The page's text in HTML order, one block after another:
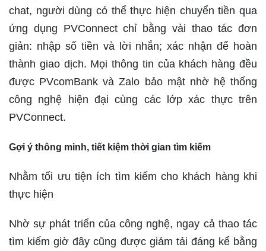
chat, người dùng có thể thực hiện chuyển tiền qua
ứng dụng PVConnect chỉ bằng vài thao tác đơn
giản: nhập số tiền và lời nhắn; xác nhận để hoàn
thành giao dịch. Mọi thông tin của khách hàng đều
được PVcomBank và Zalo bảo mật nhờ hệ thống
công nghệ hiện đại cùng các lớp xác thực trên
PVConnect.
Gợi ý thông minh, tiết kiệm thời gian tìm kiếm
Nhằm tối ưu tiện ích tìm kiếm cho khách hàng khi
thực hiện
Nhờ sự phát triển của công nghệ, ngay cả thao tác
tìm kiếm giờ đây cũng được giảm tải đáng kể bằng